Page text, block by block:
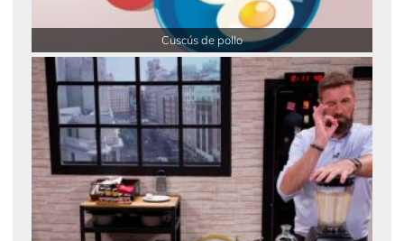
Cuscús de pollo